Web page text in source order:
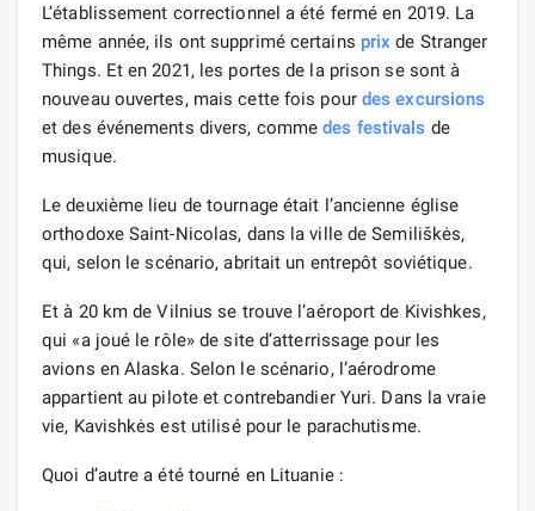
L’établissement correctionnel a été fermé en 2019. La
même année, ils ont supprimé certains prix de Stranger
Things. Et en 2021, les portes de la prison se sont à
nouveau ouvertes, mais cette fois pour des excursions
et des événements divers, commedes festivals de
musique.
Le deuxième lieu de tournage était l’ancienne église
orthodoxe Saint-Nicolas, dans la ville de Semiliškės,
qui, selon le scénario, abritait un entrepôt soviétique.
Et à 20 km de Vilnius se trouve l’aéroport de Kivishkes,
qui «a joué le rôle» de site d’atterrissage pour les
avions en Alaska. Selon le scénario, l’aérodrome
appartient au pilote et contrebandier Yuri. Dans la vraie
vie, Kavishkės est utilisé pour le parachutisme.
Quoi d’autre a été tourné en Lituanie :